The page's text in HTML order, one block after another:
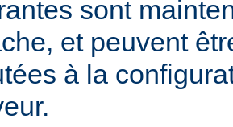
sont
et peuvent
à la